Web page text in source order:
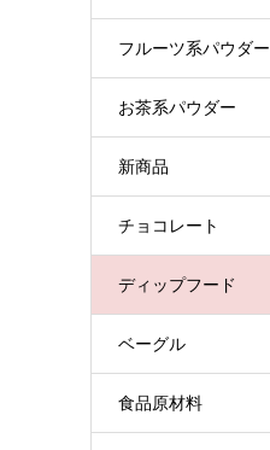
フルーツ系パウダー
お茶系パウダー
新商品
チョコレート
ディップフード
ベーグル
食品原材料